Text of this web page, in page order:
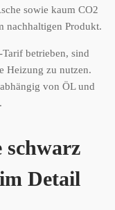
sowie kaum CO2
nachhaltigen Produkt.
betrieben, sind
Heizung zu nutzen.
von ÖL und
schwarz
Detail